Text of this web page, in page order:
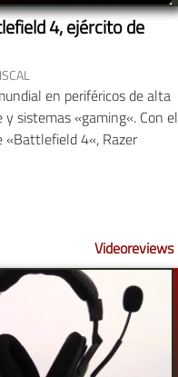
4, ejército de
en periféricos de alta
sistemas «gaming«. Con el
«Battlefield 4«, Razer
Videoreviews